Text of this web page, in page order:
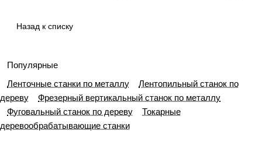
классиф
оборудо
вания
назначе
эксплуа
тации
и
ключев
ые
отличия
нальны
Назад к списку
Популярные
Ленточные станки по металлу
Лентопильный станок по
дереву
Фрезерный вертикальный станок по металлу
Фуговальный станок по дереву
Токарные
деревообрабатывающие станки